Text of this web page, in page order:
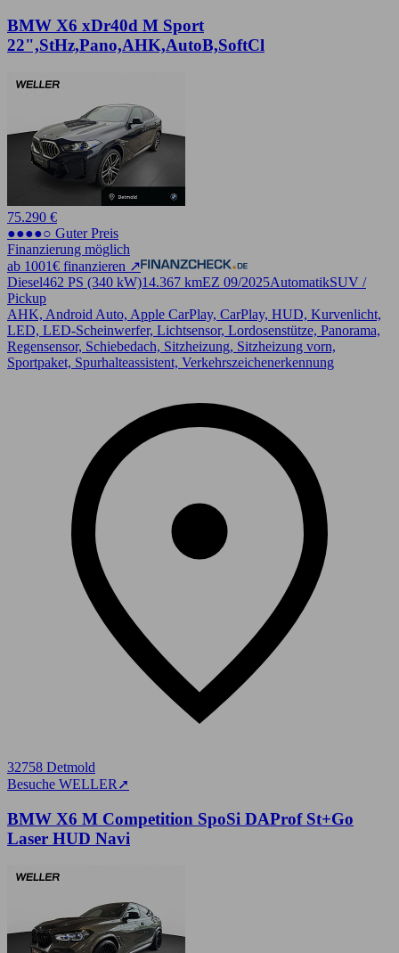
BMW X6 xDr40d M Sport
22",StHz,Pano,AHK,AutoB,SoftCl
75.290 €
●●●●○ Guter Preis
Finanzierung möglich
ab 1001€ finanzieren ↗
Diesel462 PS (340 kW)14.367 kmEZ 09/2025AutomatikSUV /
Pickup
AHK, Android Auto, Apple CarPlay, CarPlay, HUD, Kurvenlicht,
LED, LED-Scheinwerfer, Lichtsensor, Lordosenstütze, Panorama,
Regensensor, Schiebedach, Sitzheizung, Sitzheizung vorn,
Sportpaket, Spurhalteassistent, Verkehrszeichenerkennung
32758 Detmold
Besuche WELLER ➚
BMW X6 M Competition SpoSi DAProf St+Go
Laser HUD Navi